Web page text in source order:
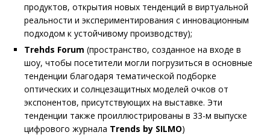
продуктов, открытия новых тенденций в виртуальной
реальности и экспериментирования с инновационным
подходом к устойчивому производству);
Trehds Forum (пространство, созданное на входе в
шоу, чтобы посетители могли погрузиться в основные
тенденции благодаря тематической подборке
оптических и солнцезащитных моделей очков от
экспонентов, присутствующих на выставке. Эти
тенденции также проиллюстрированы в 33-м выпуске
цифрового журнала Trends by SILMO)